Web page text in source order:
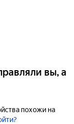
вы, а
похожи на